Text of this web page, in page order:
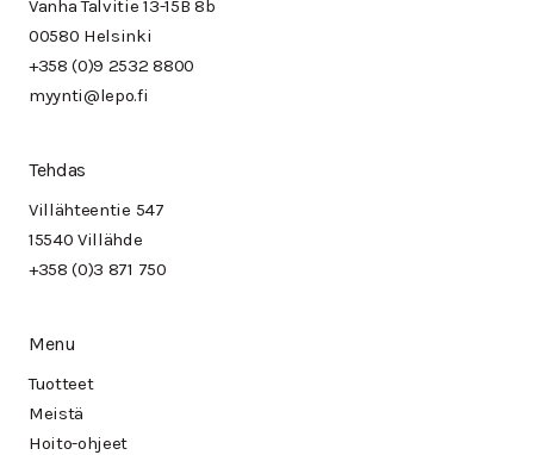
Vanha Talvitie 13-15B 8b
00580 Helsinki
+358 (0)9 2532 8800
myynti@lepo.fi
Tehdas
Villähteentie 547
15540 Villähde
+358 (0)3 871 750
Menu
Tuotteet
Meistä
Hoito-ohjeet